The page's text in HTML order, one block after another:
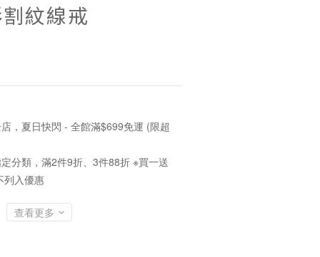
紋線戒
，夏日快閃 - 全館滿$699免運 (限超
分類，滿2件9折、3件88折 ※買一送
列入優惠
查看更多